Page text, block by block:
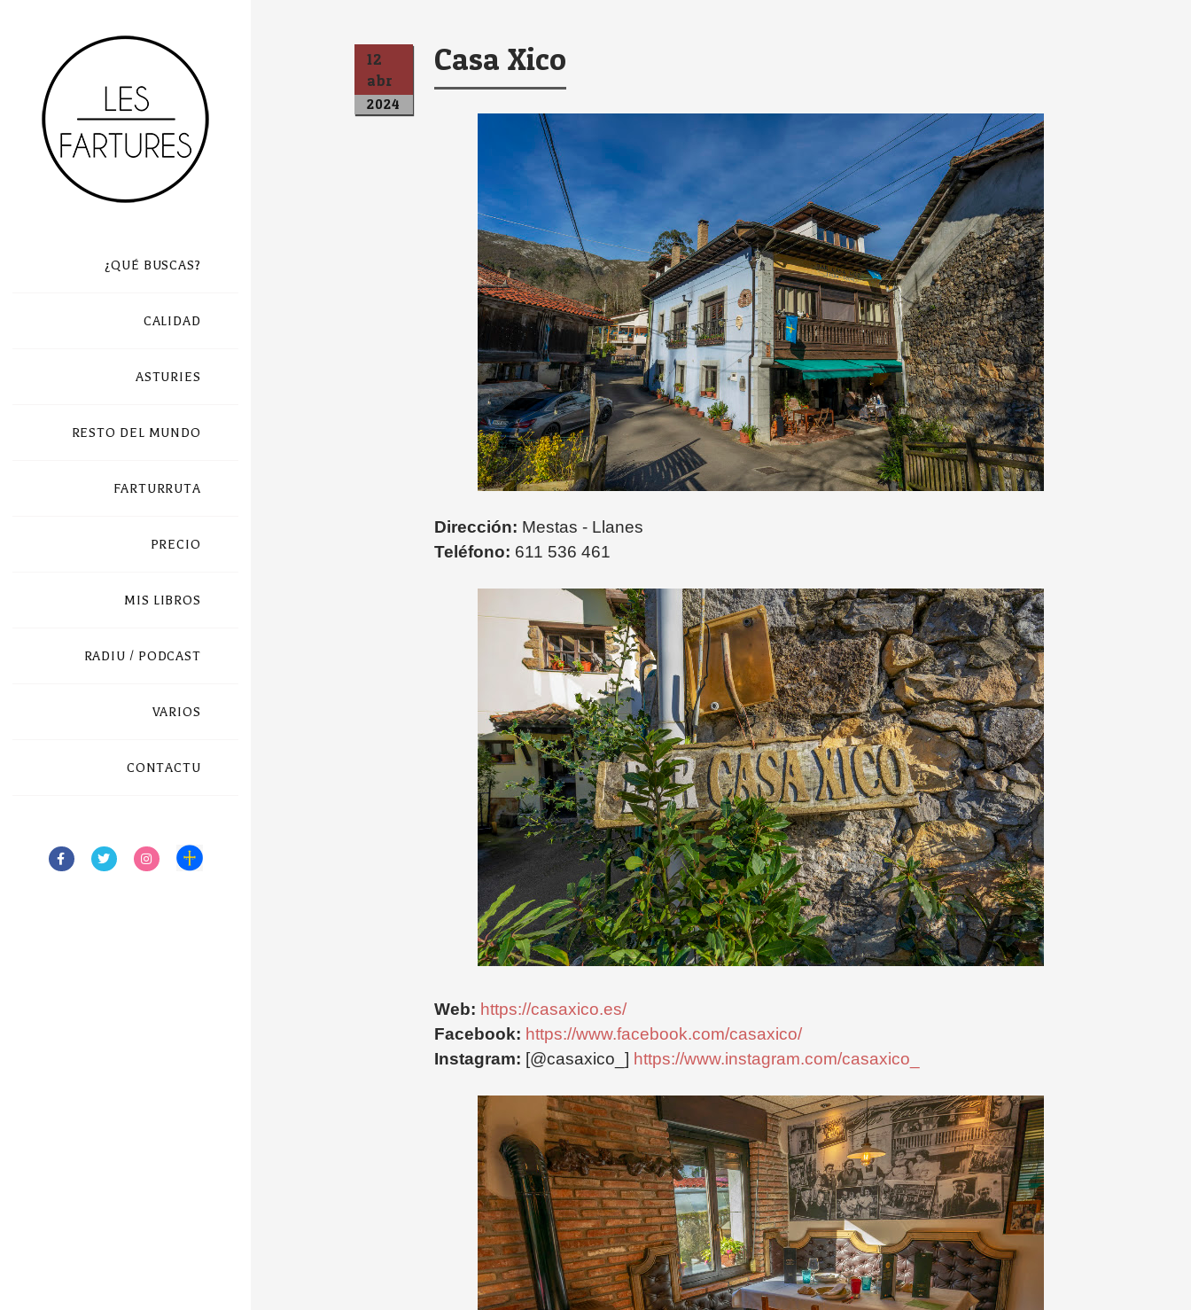
¿QUÉ BUSCAS?
CALIDAD
ASTURIES
RESTO DEL MUNDO
FARTURRUTA
PRECIO
MIS LIBROS
RADIU / PODCAST
VARIOS
CONTACTU
Casa Xico
12
abr
2024
Dirección: Mestas - Llanes
Teléfono: 611 536 461
Web: https://casaxico.es/
Facebook: https://www.facebook.com/casaxico/
Instagram: [@casaxico_] https://www.instagram.com/casaxico_